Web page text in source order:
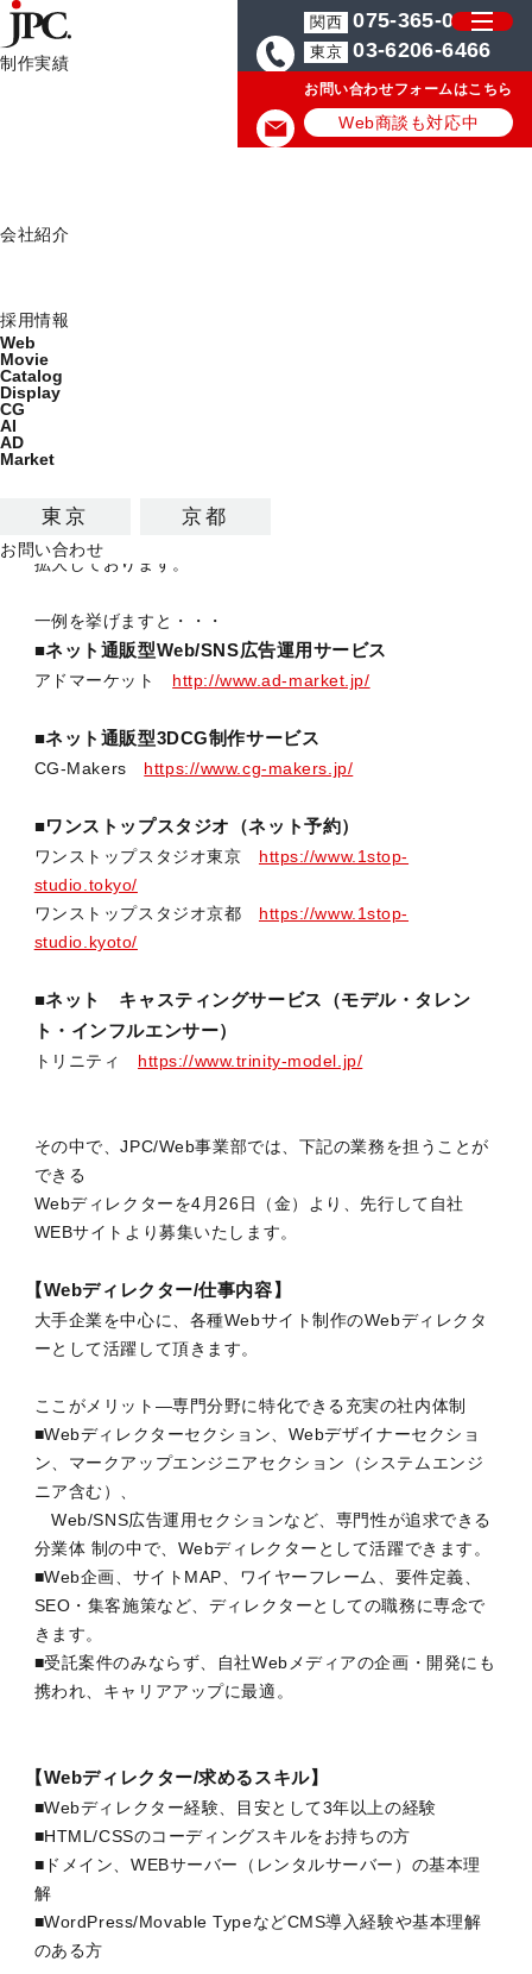
制作実績
会社紹介
採用情報
Web
Movie
Catalog
Display
CG
AI
AD
Market
東京 京都
お問い合わせ
関西 075-365-0571
東京 03-6206-6466
お問い合わせフォームはこちら
Web商談も対応中
業績拡張につきWebディレクター求人
人募集のお知らせ
ア）の成長により、
拡大しております。
一例を挙げますと・・・
■ネット通販型Web/SNS広告運用サービス
アドマーケット http://www.ad-market.jp/
■ネット通販型3DCG制作サービス
CG-Makers https://www.cg-makers.jp/
■ワンストップスタジオ（ネット予約）
ワンストップスタジオ東京 https://www.1stop-
studio.tokyo/
ワンストップスタジオ京都 https://www.1stop-
studio.kyoto/
■ネット キャスティングサービス（モデル・タレン
ト・インフルエンサー）
トリニティ https://www.trinity-model.jp/
その中で、JPC/Web事業部では、下記の業務を担うことが
できる
Webディレクターを4月26日（金）より、先行して自社
WEBサイトより募集いたします。
【Webディレクター/仕事内容】
大手企業を中心に、各種Webサイト制作のWebディレクタ
ーとして活躍して頂きます。
ここがメリット―専門分野に特化できる充実の社内体制
■Webディレクターセクション、Webデザイナーセクショ
ン、マークアップエンジニアセクション（システムエンジ
ニア含む）、
Web/SNS広告運用セクションなど、専門性が追求できる
分業体 制の中で、Webディレクターとして活躍できます。
■Web企画、サイトMAP、ワイヤーフレーム、要件定義、
SEO・集客施策など、ディレクターとしての職務に専念で
きます。
■受託案件のみならず、自社Webメディアの企画・開発にも
携われ、キャリアアップに最適。
【Webディレクター/求めるスキル】
■Webディレクター経験、目安として3年以上の経験
■HTML/CSSのコーディングスキルをお持ちの方
■ドメイン、WEBサーバー（レンタルサーバー）の基本理
解
■WordPress/Movable TypeなどCMS導入経験や基本理解
のある方